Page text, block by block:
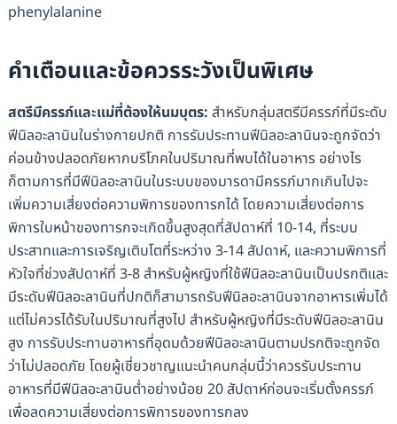
phenylalanine
คำเตือนและข้อควรระวังเป็นพิเศษ
สตรีมีครรภ์และแม่ที่ต้องให้นมบุตร: สำหรับกลุ่มสตรีมีครรภ์ที่มีระดับ
ฟีนิลอะลานินในร่างกายปกติ การรับประทานฟีนิลอะลานินจะถูกจัดว่า
ค่อนข้างปลอดภัยหากบริโภคในปริมาณที่พบได้ในอาหาร อย่างไร
ก็ตามการที่มีฟีนิลอะลานินในระบบของมารดามีครรภ์มากเกินไปจะ
เพิ่มความเสี่ยงต่อความพิการของทารกได้ โดยความเสี่ยงต่อการ
พิการใบหน้าของทารกจะเกิดขึ้นสูงสุดที่สัปดาห์ที่ 10-14, ที่ระบบ
ประสาทและการเจริญเติบโตที่ระหว่าง 3-14 สัปดาห์, และความพิการที่
หัวใจที่ช่วงสัปดาห์ที่ 3-8 สำหรับผู้หญิงที่ใช้ฟีนิลอะลานินเป็นปรกติและ
มีระดับฟีนิลอะลานินที่ปกติก็สามารถรับฟีนิลอะลานินจากอาหารเพิ่มได้
แต่ไม่ควรได้รับในปริมาณที่สูงไป สำหรับผู้หญิงที่มีระดับฟีนิลอะลานิน
สูง การรับประทานอาหารที่อุดมด้วยฟีนิลอะลานินตามปรกติจะถูกจัด
ว่าไม่ปลอดภัย โดยผู้เชี่ยวชาญแนะนำคนกลุ่มนี้ว่าควรรับประทาน
อาหารที่มีฟีนิลอะลานินต่ำอย่างน้อย 20 สัปดาห์ก่อนจะเริ่มตั้งครรภ์
เพื่อลดความเสี่ยงต่อการพิการของทารกลง